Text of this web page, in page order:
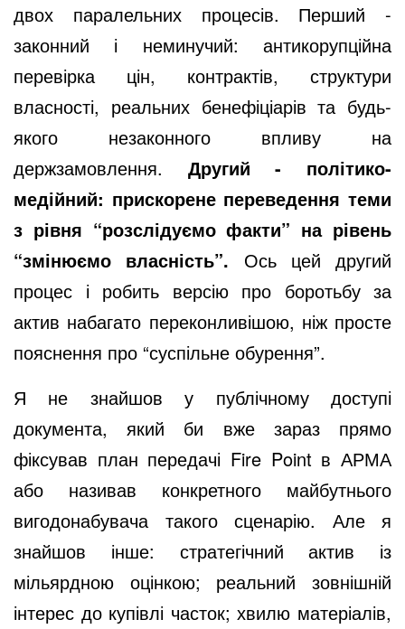
двох паралельних процесів. Перший -
законний і неминучий: антикорупційна
перевірка цін, контрактів, структури
власності, реальних бенефіціарів та будь-
якого незаконного впливу на
держзамовлення. Другий - політико-
медійний: прискорене переведення теми
з рівня “розслідуємо факти” на рівень
“змінюємо власність”. Ось цей другий
процес і робить версію про боротьбу за
актив набагато переконливішою, ніж просте
пояснення про “суспільне обурення”.
Я не знайшов у публічному доступі
документа, який би вже зараз прямо
фіксував план передачі Fire Point в АРМА
або називав конкретного майбутнього
вигодонабувача такого сценарію. Але я
знайшов інше: стратегічний актив із
мільярдною оцінкою; реальний зовнішній
інтерес до купівлі часток; хвилю матеріалів,